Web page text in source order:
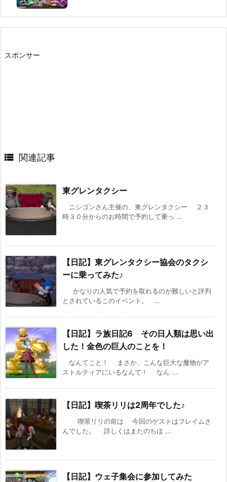
スポンサー
 関連記事
東グレンタクシー
ニシゴンさん主催の、東グレンタクシー ２３
時３０分からのお時間で予約して乗っ ...
【日記】東グレンタクシー協会のタクシ
ーに乗ってみた♪
かなりの人気で予約を取れるのが難しいと評判
とされているこのイベント。 ...
【日記】ラ族日記6 その日人類は思い出
した！金色の巨人のことを！
なんてこと！ まさか、こんな巨大な魔物がア
ストルティアにいるなんて！ なん ...
【日記】喫茶リリは2周年でした♪
喫茶リリの前は 今回のゲストはフレイムさ
んでした。 詳しくはまたのちほ ...
【日記】ウェ子集会に参加してみた